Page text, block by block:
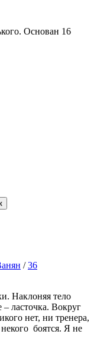
Основан 16
/36
Наклоняя тело
ласточка. Вокруг
нет, ни тренера,
боятся. Я не